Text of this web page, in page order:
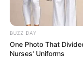
BUZZ DAY
One Photo That
Nurses' Uniforms